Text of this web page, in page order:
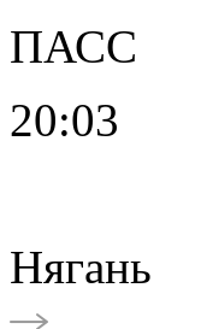
ПАСС
20:03
Нягань